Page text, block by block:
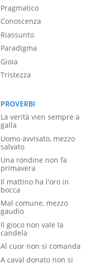
Pragmatico
Conoscenza
Riassunto
Paradigma
Gioia
Tristezza
PROVERBI
La verità vien sempre a
galla
Uomo avvisato, mezzo
salvato
Una rondine non fa
primavera
Il mattino ha l'oro in
bocca
Mal comune, mezzo
gaudio
Il gioco non vale la
candela
Al cuor non si comanda
A caval donato non si